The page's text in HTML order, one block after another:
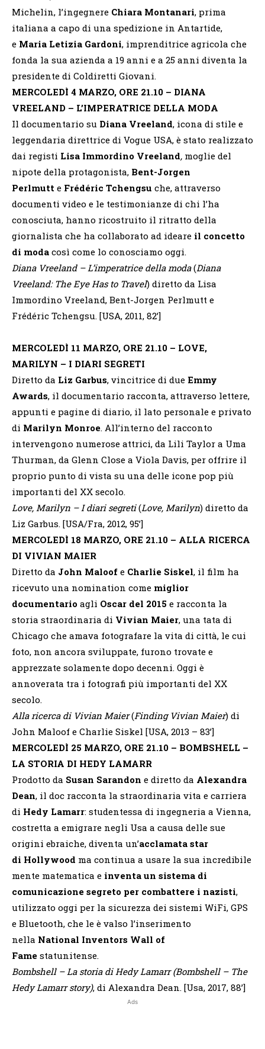
Michelin, l’ingegnere Chiara Montanari, prima
italiana a capo di una spedizione in Antartide,
e Maria Letizia Gardoni, imprenditrice agricola che
fonda la sua azienda a 19 anni e a 25 anni diventa la
presidente di Coldiretti Giovani.
MERCOLEDÌ 4 MARZO, ORE 21.10 – DIANA
VREELAND – L’IMPERATRICE DELLA MODA
Il documentario su Diana Vreeland, icona di stile e
leggendaria direttrice di Vogue USA, è stato realizzato
dai registi Lisa Immordino Vreeland, moglie del
nipote della protagonista, Bent-Jorgen
Perlmutt e Frédéric Tchengsu che, attraverso
documenti video e le testimonianze di chi l’ha
conosciuta, hanno ricostruito il ritratto della
giornalista che ha collaborato ad ideare il concetto
di moda così come lo conosciamo oggi.
Diana Vreeland – L’imperatrice della moda(Diana
Vreeland: The Eye Has to Travel) diretto da Lisa
Immordino Vreeland, Bent-Jorgen Perlmutt e
Frédéric Tchengsu. [USA, 2011, 82’]
MERCOLEDÌ 11 MARZO, ORE 21.10 – LOVE,
MARILYN – I DIARI SEGRETI
Diretto da Liz Garbus, vincitrice di due Emmy
Awards, il documentario racconta, attraverso lettere,
appunti e pagine di diario, il lato personale e privato
di Marilyn Monroe. All’interno del racconto
intervengono numerose attrici, da Lili Taylor a Uma
Thurman, da Glenn Close a Viola Davis, per offrire il
proprio punto di vista su una delle icone pop più
importanti del XX secolo.
Love, Marilyn – I diari segreti(Love, Marilyn) diretto da
Liz Garbus. [USA/Fra, 2012, 95’]
MERCOLEDÌ 18 MARZO, ORE 21.10 – ALLA RICERCA
DI VIVIAN MAIER
Diretto da John Maloof e Charlie Siskel, il film ha
ricevuto una nomination come miglior
documentario agli Oscar del 2015 e racconta la
storia straordinaria di Vivian Maier, una tata di
Chicago che amava fotografare la vita di città, le cui
foto, non ancora sviluppate, furono trovate e
apprezzate solamente dopo decenni. Oggi è
annoverata tra i fotografi più importanti del XX
secolo.
Alla ricerca di Vivian Maier(Finding Vivian Maier) di
John Maloof e Charlie Siskel [USA, 2013 – 83’]
MERCOLEDÌ 25 MARZO, ORE 21.10 – BOMBSHELL –
LA STORIA DI HEDY LAMARR
Prodotto da Susan Sarandon e diretto da Alexandra
Dean, il doc racconta la straordinaria vita e carriera
di Hedy Lamarr: studentessa di ingegneria a Vienna,
costretta a emigrare negli Usa a causa delle sue
origini ebraiche, diventa un’acclamata star
di Hollywood ma continua a usare la sua incredibile
mente matematica e inventa un sistema di
comunicazione segreto per combattere i nazisti,
utilizzato oggi per la sicurezza dei sistemi WiFi, GPS
e Bluetooth, che le è valso l’inserimento
nella National Inventors Wall of
Fame statunitense.
Bombshell – La storia di Hedy Lamarr (Bombshell – The
Hedy Lamarr story), di Alexandra Dean. [Usa, 2017, 88’]
Ads